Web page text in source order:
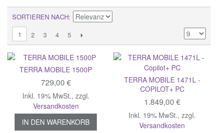
SORTIEREN NACH
1
2 3 4 5
TERRA MOBILE 1500P
729,00 €
Inkl. 19% MwSt., zzgl.
Versandkosten
IN DEN WARENKORB
TERRA MOBILE 1471L -
COPILOT+ PC
1.849,00 €
Inkl. 19% MwSt.,zzgl.
Versandkosten